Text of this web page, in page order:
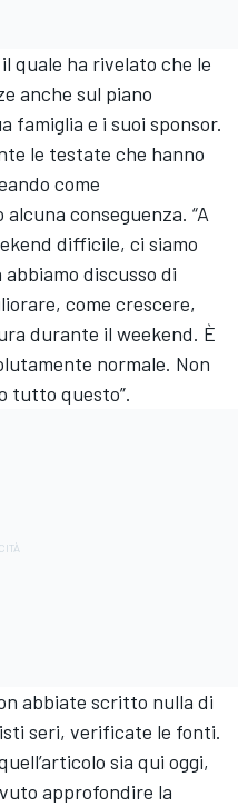
quale ha rivelato che le
anche sul piano
famiglia e i suoi sponsor.
le testate che hanno
come
conseguenza. “A
difficile, ci siamo
discusso di
come crescere,
durante il weekend. È
normale. Non
tutto questo”.
abbiate scritto nulla di
seri, verificate le fonti.
sia qui oggi,
approfondire la